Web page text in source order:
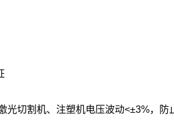
光切割机、注塑机电压波动<±3%，防